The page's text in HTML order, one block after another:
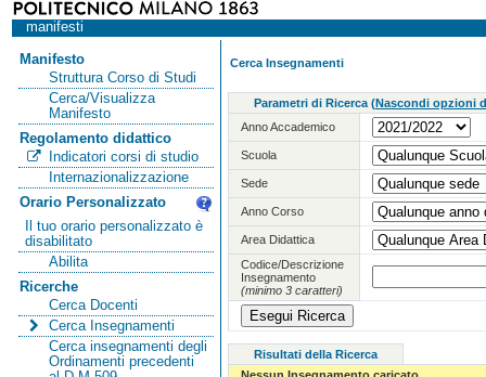
manifesti
Manifesto
Struttura Corso di Studi
Cerca/Visualizza
Manifesto
Regolamento didattico
Indicatori corsi di studio
Internazionalizzazione
Orario Personalizzato
Il tuo orario personalizzato è
disabilitato
Abilita
Ricerche
Cerca Docenti
Cerca Insegnamenti
Cerca insegnamenti degli
Ordinamenti precedenti
Cerca Insegnamenti
Parametri di Ricerca (Nascondi opzioni
Anno Accademico
Scuola
Sede
Anno Corso
Area Didattica
Codice/Descrizione
Insegnamento
(minimo 3 caratteri)
Risultati della Ricerca